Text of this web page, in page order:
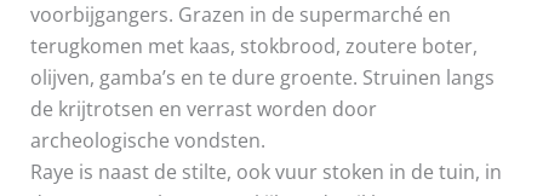
voorbijgangers. Grazen in de supermarché en
terugkomen met kaas, stokbrood, zoutere boter,
olijven, gamba’s en te dure groente. Struinen langs
de krijtrotsen en verrast worden door
archeologische vondsten.
Raye is naast de stilte, ook vuur stoken in de tuin, in